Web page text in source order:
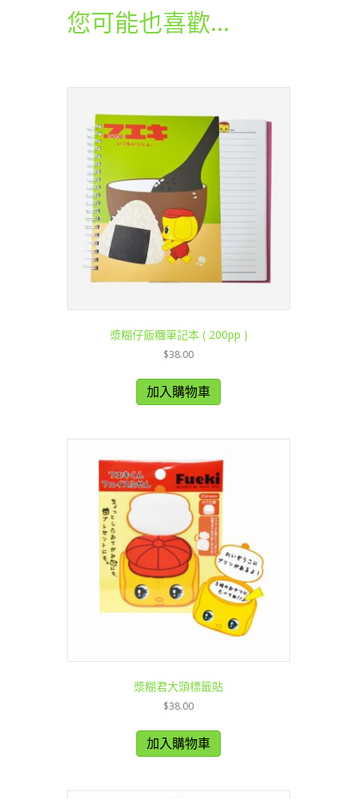
您可能也喜歡…
漿糊仔飯糰筆記本 ( 200pp )
$38.00
加入購物車
漿糊君大頭標籤貼
$38.00
加入購物車